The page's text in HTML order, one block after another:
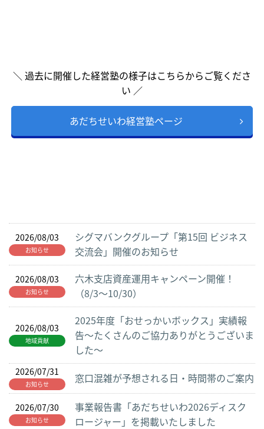
＼ 過去に開催した経営塾の様子はこちらからご覧くださ
い ／
あだちせいわ経営塾ページ
2026/08/03
お知らせ
シグマバンクグループ「第15回 ビジネス
交流会」開催のお知らせ
2026/08/03
お知らせ
六木支店資産運用キャンペーン開催！
（8/3～10/30）
2026/08/03
地域貢献
2025年度「おせっかいボックス」実績報
告～たくさんのご協力ありがとうございま
した～
2026/07/31
お知らせ 窓口混雑が予想される日・時間帯のご案内
2026/07/30
お知らせ
事業報告書「あだちせいわ2026ディスク
ロージャー」を掲載いたしました